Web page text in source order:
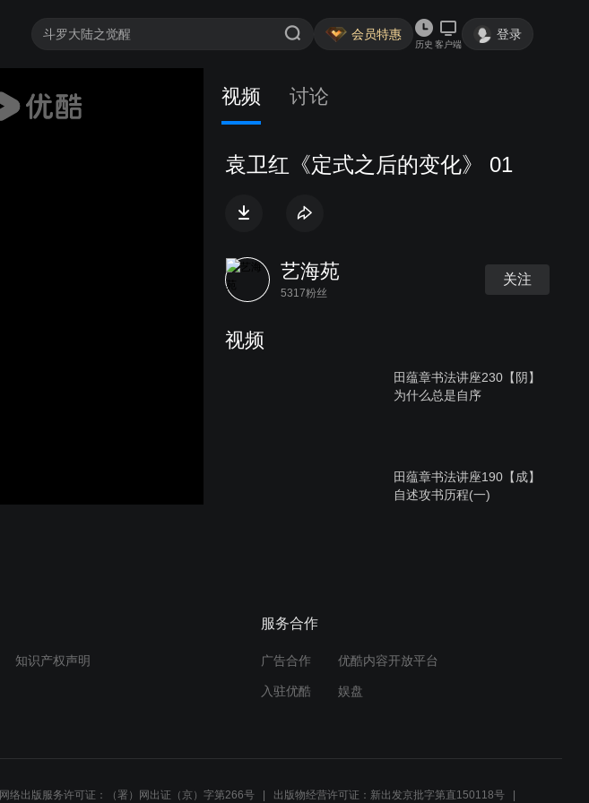
会员特惠
历史 客户端
登录
视频 讨论
袁卫红《定式之后的变化》 01
艺海苑
5317粉丝
关注
视频
田蕴章书法讲座230【阴】
为什么总是自序
田蕴章书法讲座190【成】
自述攻书历程(一)
麟游朝圣(二)
知识产权声明
服务合作
广告合作 优酷内容开放平台
入驻优酷 娱盘
网络出版服务许可证：（署）网出证（京）字第266号 出版物经营许可证：新出发京批字第直150118号